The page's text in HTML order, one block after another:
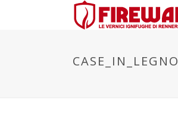
CASE_IN_LEGNO